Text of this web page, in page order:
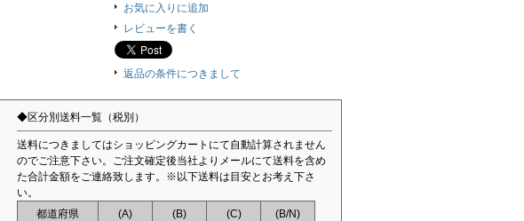
お気に入りに追加
レビューを書く
返品の条件につきまして
◆区分別送料一覧（税別）
送料につきましてはショッピングカートにて自動計算されません
のでご注意下さい。ご注文確定後当社よりメールにて送料を含め
た合計金額をご連絡致します。※以下送料は目安とお考え下さ
い。
都道府県
(A) (B) (C) (B/N)